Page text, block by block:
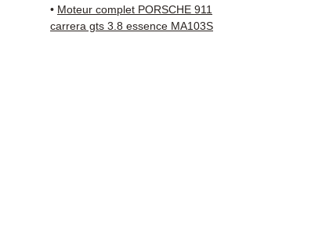
• Moteur complet PORSCHE 911
carrera gts 3.8 essence MA103S